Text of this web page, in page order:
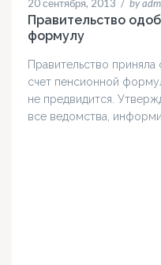
20 сентября, 2013 / by
Правительство
формулу
Правительство
счет пенсионной
не предвидится.
все ведомства,